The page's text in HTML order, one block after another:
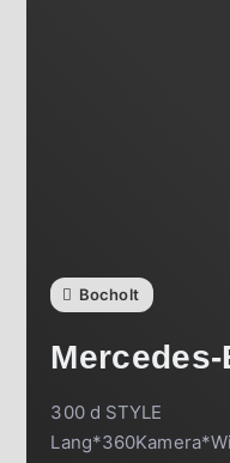
Bocholt
Mercedes-
300 d STYLE